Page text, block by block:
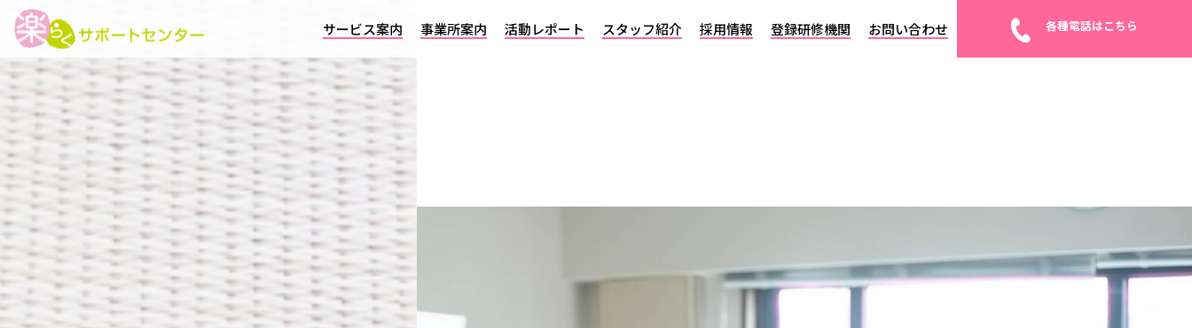
サービス案内 事業所案内 活動レポート スタッフ紹介 採用情報 登録研修機関 お問い合わせ 各種電話はこちら
活動レポート
Activity
カテゴリー
お知らせ
ケアプラン命
その他
プルーンベリーハウス
ホームヘルプ卵
レスピケアナース
制度関連
採用情報
日々の風景
未分類
楽らく仕事術